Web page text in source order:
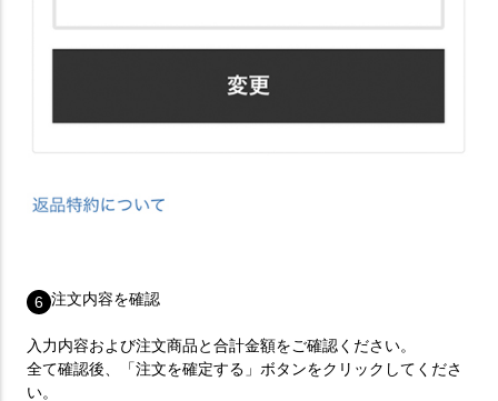
6 注文内容を確認
入力内容および注文商品と合計金額をご確認ください。
全て確認後、「注文を確定する」ボタンをクリックしてくださ
い。